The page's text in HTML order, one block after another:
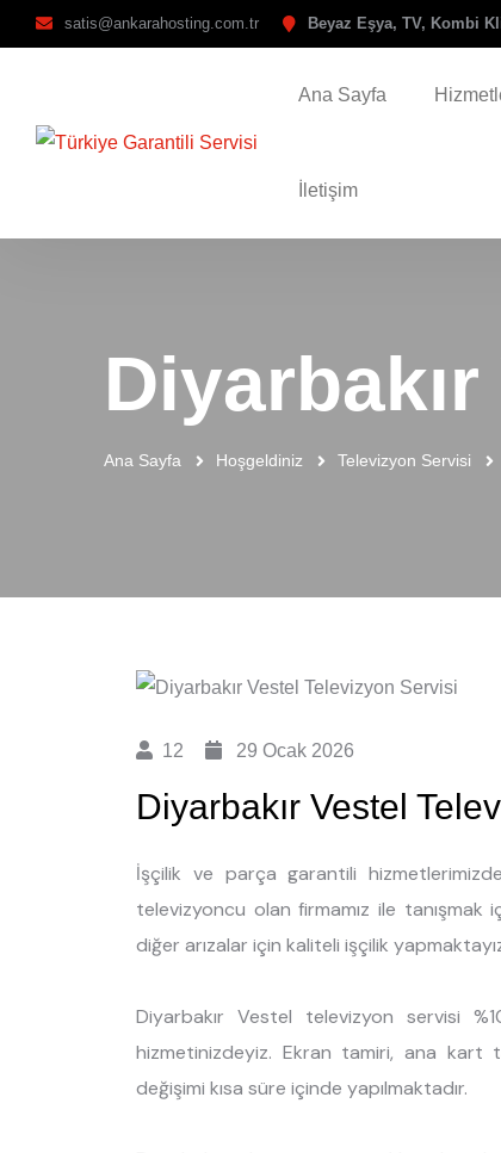
satis@ankarahosting.com.tr Beyaz Eşya, TV, Kombi
Ana Sayfa
İletişim
Ana Sayfa Hoşgeldiniz Televizyon Servisi
12 29 Ocak 2026
Diyarbakır Vestel
İşçilik ve parça garantili
televizyoncu olan firmamız ile
diğer arızalar için kaliteli işçilik
Diyarbakır Vestel televizyon servisi
hizmetinizdeyiz. Ekran tamiri, ana
değişimi kısa süre içinde yapılmaktadır.